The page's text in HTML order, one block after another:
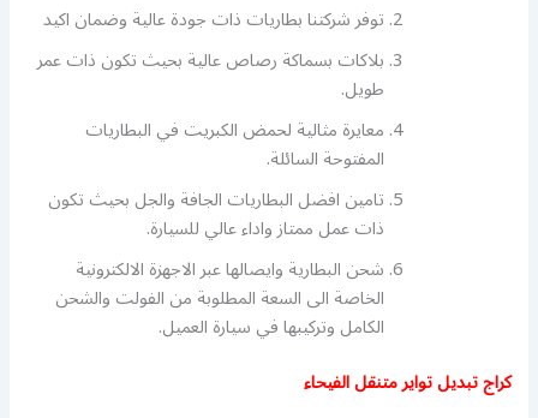
توفر شركتنا بطاريات ذات جودة عالية وضمان اكيد
بلاكات بسماكة رصاص عالية بحيث تكون ذات عمر
طويل.
معايرة مثالية لحمض الكبريت في البطاريات
المفتوحة السائلة.
تامين افضل البطاريات الجافة والجل بحيث تكون
ذات عمل ممتاز واداء عالي للسيارة.
شحن البطارية وايصالها عبر الاجهزة الالكترونية
الخاصة الى السعة المطلوبة من الفولت والشحن
الكامل وتركيبها في سيارة العميل.
كراج تبديل تواير متنقل الفيحاء